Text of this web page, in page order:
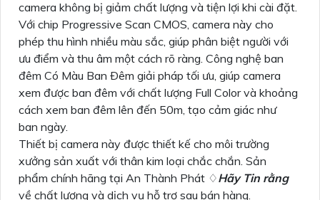
camera không bị giảm chất lượng và tiện lợi khi cài đặt.
Với chip Progressive Scan CMOS, camera này cho
phép thu hình nhiều màu sắc, giúp phân biệt người với
ưu điểm và thu âm một cách rõ ràng. Công nghệ ban
đêm Có Màu Ban Ðêm giải pháp tối ưu, giúp camera
xem được ban đêm với chất lượng Full Color và khoảng
cách xem ban đêm lên đến 50m, tạo cảm giác như
ban ngày.
Thiết bị camera này được thiết kế cho môi trường
xưởng sản xuất với thân kim loại chắc chắn. Sản
phẩm chính hãng tại An Thành Phát ♢Hãy Tin rằng
về chất lượng và dịch vụ hỗ trợ sau bán hàng.